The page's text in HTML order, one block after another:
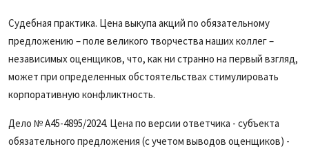
База знаний
Подписка
Судебная практика. Цена выкупа акций по обязательному
предложению – поле великого творчества наших коллег –
независимых оценщиков, что, как ни странно на первый взгляд,
может при определенных обстоятельствах стимулировать
корпоративную конфликтность.
Дело № А45-4895/2024. Цена по версии ответчика - субъекта
обязательного предложения (с учетом выводов оценщиков) -